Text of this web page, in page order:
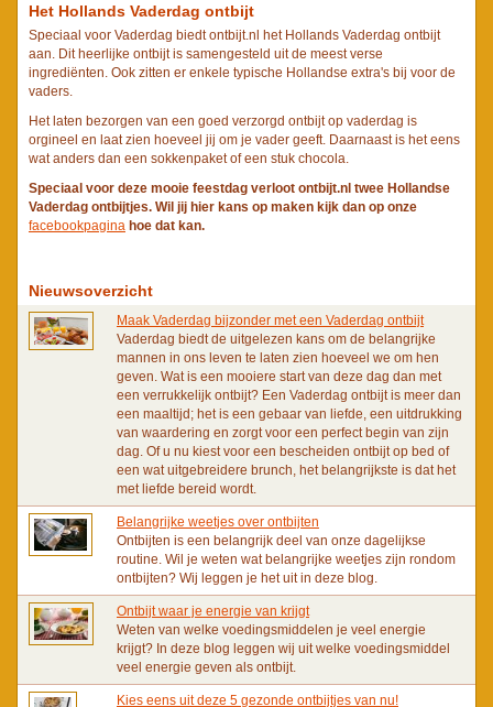
Het Hollands Vaderdag ontbijt
Speciaal voor Vaderdag biedt ontbijt.nl het Hollands Vaderdag ontbijt
aan. Dit heerlijke ontbijt is samengesteld uit de meest verse
ingrediënten. Ook zitten er enkele typische Hollandse extra's bij voor de
vaders.
Het laten bezorgen van een goed verzorgd ontbijt op vaderdag is
orgineel en laat zien hoeveel jij om je vader geeft. Daarnaast is het eens
wat anders dan een sokkenpaket of een stuk chocola.
Speciaal voor deze mooie feestdag verloot ontbijt.nl twee Hollandse
Vaderdag ontbijtjes. Wil jij hier kans op maken kijk dan op onze
facebookpagina hoe dat kan.
Nieuwsoverzicht
Maak Vaderdag bijzonder met een Vaderdag ontbijt
Vaderdag biedt de uitgelezen kans om de belangrijke
mannen in ons leven te laten zien hoeveel we om hen
geven. Wat is een mooiere start van deze dag dan met
een verrukkelijk ontbijt? Een Vaderdag ontbijt is meer dan
een maaltijd; het is een gebaar van liefde, een uitdrukking
van waardering en zorgt voor een perfect begin van zijn
dag. Of u nu kiest voor een bescheiden ontbijt op bed of
een wat uitgebreidere brunch, het belangrijkste is dat het
met liefde bereid wordt.
Belangrijke weetjes over ontbijten
Ontbijten is een belangrijk deel van onze dagelijkse
routine. Wil je weten wat belangrijke weetjes zijn rondom
ontbijten? Wij leggen je het uit in deze blog.
Ontbijt waar je energie van krijgt
Weten van welke voedingsmiddelen je veel energie
krijgt? In deze blog leggen wij uit welke voedingsmiddel
veel energie geven als ontbijt.
Kies eens uit deze 5 gezonde ontbijtjes van nu!